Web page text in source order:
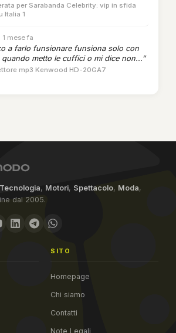
per Sarabanda Celebrity: vip in sfida
Italia 1
1 mese fa
a farlo funsionare funsiona solo con
quando metto le cuffici o mi dice non...”
mp3 Kenwood HD-20GA7
Tecnologia, Motori, Spettacolo, Moda,
dal 2005.
SITO
Homepage
Chi siamo
Contatti
Note Legali